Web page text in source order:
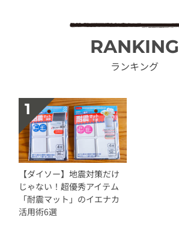
RANKING
ランキング
【ダイソー】地震対策だけ
じゃない！超優秀アイテム
「耐震マット」のイエナカ
活用術6選